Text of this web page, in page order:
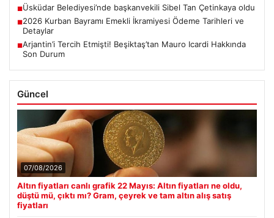
■Üsküdar Belediyesi’nde başkanvekili Sibel Tan Çetinkaya oldu
■2026 Kurban Bayramı Emekli İkramiyesi Ödeme Tarihleri ve
Detaylar
■Arjantin’i Tercih Etmişti! Beşiktaş’tan Mauro Icardi Hakkında
Son Durum
Güncel
07/08/2026
Altın fiyatları canlı grafik 22 Mayıs: Altın fiyatları ne oldu,
düştü mü, çıktı mı? Gram, çeyrek ve tam altın alış satış
fiyatları